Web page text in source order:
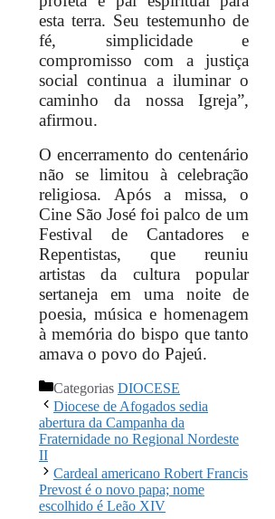
esta terra. Seu testemunho de
fé, simplicidade e
compromisso com a justiça
social continua a iluminar o
caminho da nossa Igreja”,
afirmou.
O encerramento do centenário
não se limitou à celebração
religiosa. Após a missa, o
Cine São José foi palco de um
Festival de Cantadores e
Repentistas, que reuniu
artistas da cultura popular
sertaneja em uma noite de
poesia, música e homenagem
à memória do bispo que tanto
amava o povo do Pajeú.
Categorias DIOCESE
Diocese de Afogados sedia
abertura da Campanha da
Fraternidade no Regional Nordeste
II
Cardeal americano Robert Francis
Prevost é o novo papa; nome
escolhido é Leão XIV